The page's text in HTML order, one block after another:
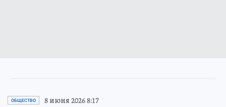
ОБЩЕСТВО 8 июня 2026 8:17